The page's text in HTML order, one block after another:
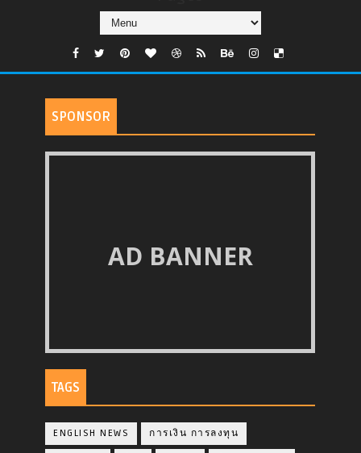
SPONSOR
AD BANNER
TAGS
ENGLISH NEWS การเงิน การลงทุน